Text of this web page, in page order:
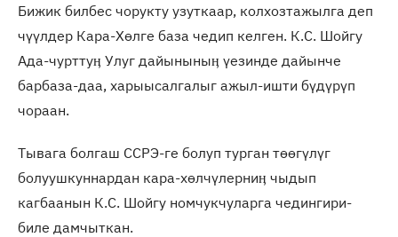
Бижик билбес чорукту узуткаар, колхозтажылга деп
чүүлдер Кара-Хөлге база чедип келген. К.С. Шойгу
Ада-чурттуӊ Улуг дайыныныӊ үезинде дайынче
барбаза-даа, харыысалгалыг ажыл-ишти бүдүрүп
чораан.
Тывага болгаш ССРЭ-ге болуп турган төөгүлүг
болуушкуннардан кара-хөлчүлерниӊ чыдып
кагбаанын К.С. Шойгу номчукчуларга чедингири-
биле дамчыткан.